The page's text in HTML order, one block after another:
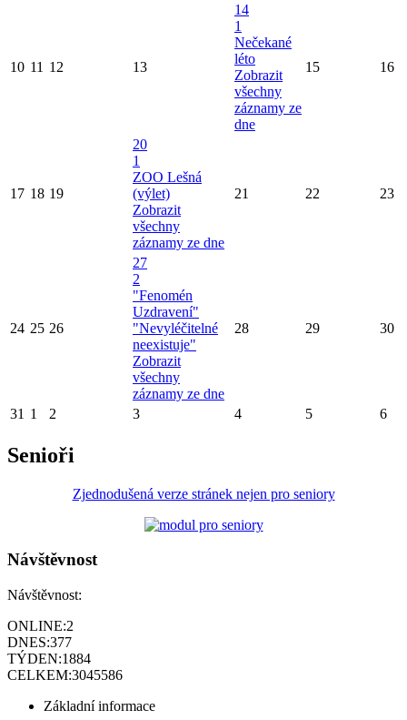
10 11 12 13
14
1
Nečekané
léto
Zobrazit
všechny
záznamy ze
dne
15 16
17 18 19
20
1
ZOO Lešná
(výlet)
Zobrazit
všechny
záznamy ze dne
21 22 23
24 25 26
27
2
"Fenomén
Uzdravení"
"Nevyléčitelné
neexistuje"
Zobrazit
všechny
záznamy ze dne
28 29 30
31 1 2 3 4 5 6
Senioři
Zjednodušená verze stránek nejen pro seniory
Návštěvnost
Návštěvnost:
ONLINE:2
DNES:377
TÝDEN:1884
CELKEM:3045586
Základní informace